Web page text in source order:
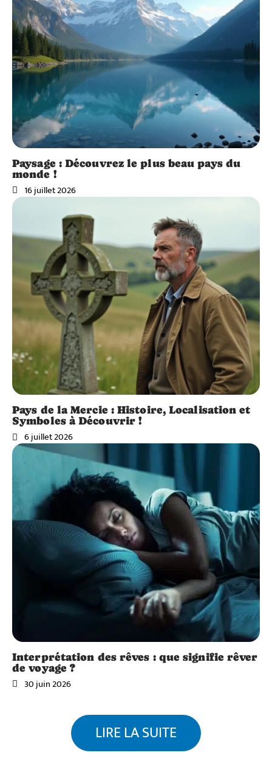
Paysage : Découvrez le plus beau pays du
monde !
16 juillet 2026
Pays de la Mercie : Histoire, Localisation et
Symboles à Découvrir !
6 juillet 2026
Interprétation des rêves : que signifie rêver
de voyage ?
30 juin 2026
LIRE LA SUITE